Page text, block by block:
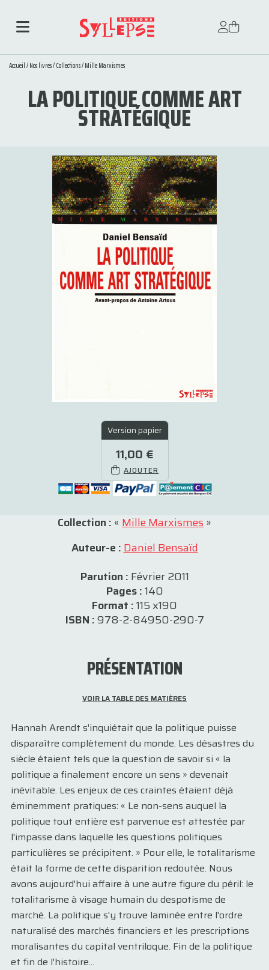
Accueil/Nos livres/Collections/Mille Marxismes
LA POLITIQUE COMME ART
STRATÉGIQUE
Version papier
11,00 €
AJOUTER
Collection : « Mille Marxismes»
Auteur-e :Daniel Bensaïd
Parution : Février 2011
Pages :140
Format :115 x190
ISBN :978-2-84950-290-7
PRÉSENTATION
VOIR LA TABLE DES MATIÈRES
Hannah Arendt s'inquiétait que la politique puisse
disparaître complètement du monde. Les désastres du
siècle étaient tels que la question de savoir si « la
politique a finalement encore un sens » devenait
inévitable. Les enjeux de ces craintes étaient déjà
éminemment pratiques: « Le non-sens auquel la
politique tout entière est parvenue est attestée par
l'impasse dans laquelle les questions politiques
particulières se précipitent. » Pour elle, le totalitarisme
était la forme de cette disparition redoutée. Nous
avons aujourd'hui affaire à une autre figure du péril: le
totalitarisme à visage humain du despotisme de
marché. La politique s'y trouve laminée entre l'ordre
naturalisé des marchés financiers et les prescriptions
moralisantes du capital ventriloque. Fin de la politique
et fin de l'histoire...